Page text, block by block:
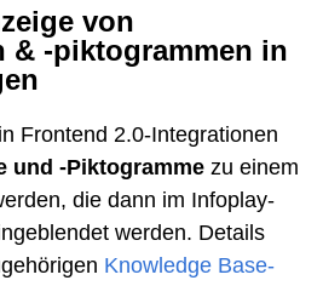
von
& -piktogrammen in
Frontend 2.0-Integrationen
und -Piktogramme zu einem
die dann im Infoplay-
werden. Details
Knowledge Base-